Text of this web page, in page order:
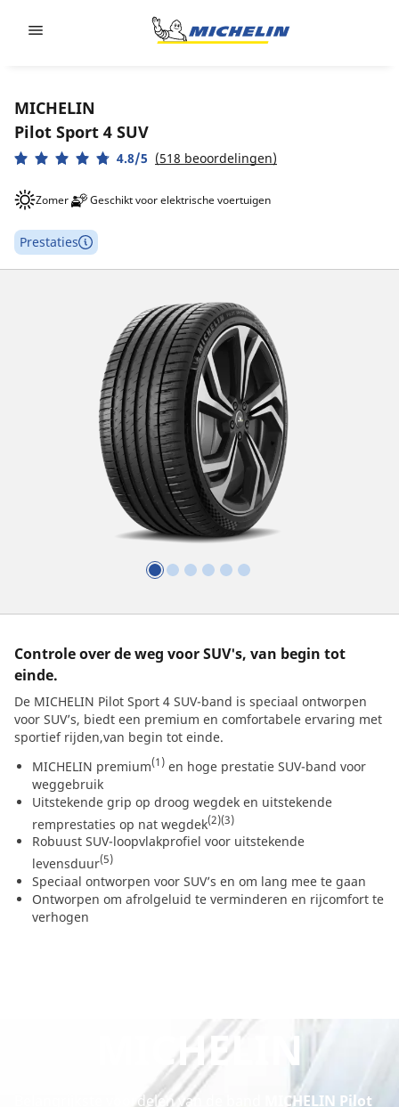
MICHELIN
Pilot Sport 4 SUV
4.8/5 (518 beoordelingen)
Zomer Geschikt voor elektrische voertuigen
Prestaties
Controle over de weg voor SUV's, van begin tot
einde.
De MICHELIN Pilot Sport 4 SUV-band is speciaal ontworpen
voor SUV’s, biedt een premium en comfortabele ervaring met
sportief rijden,van begin tot einde.
MICHELIN premium(1) en hoge prestatie SUV-band voor
weggebruik
Uitstekende grip op droog wegdek en uitstekende
remprestaties op nat wegdek(2)(3)
Robuust SUV-loopvlakprofiel voor uitstekende
levensduur(5)
Speciaal ontworpen voor SUV’s en om lang mee te gaan
Ontworpen om afrolgeluid te verminderen en rijcomfort te
verhogen
MICHELIN
Belangrijkste voordelen van de band
MICHELIN Pilot